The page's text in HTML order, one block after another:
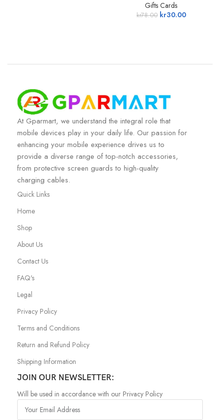
Gifts Cards
kr78.00 kr30.00
At Gparmart, we understand the integral role that
mobile devices play in your daily life. Our passion for
enhancing your mobile experience drives us to
provide a diverse range of top-notch accessories,
from protective screen guards to high-quality
charging cables.
Quick Links
Home
Shop
About Us
Contact Us
FAQ's
Legal
Privacy Policy
Terms and Conditions
Return and Refund Policy
Shipping Information
JOIN OUR NEWSLETTER:
Will be used in accordance with our Privacy Policy